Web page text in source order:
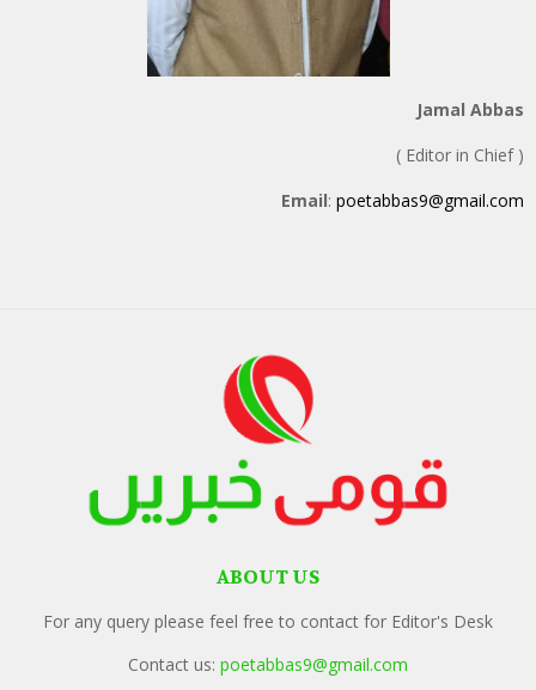
Jamal Abbas
( Editor in Chief )
Email: poetabbas9@gmail.com
ABOUT US
For any query please feel free to contact for Editor's Desk
Contact us: poetabbas9@gmail.com